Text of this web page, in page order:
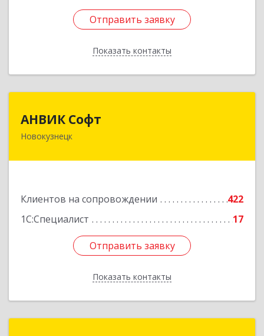
Отправить заявку
Показать контакты
Отправить заявку
Назад
АНВИК Софт
Новокузнецк
Клиентов на сопровождении
422
1С:Специалист
17
Отправить заявку
Показать контакты
654079, Кемеровская область - Кузбасс,
Отправить заявку
Назад